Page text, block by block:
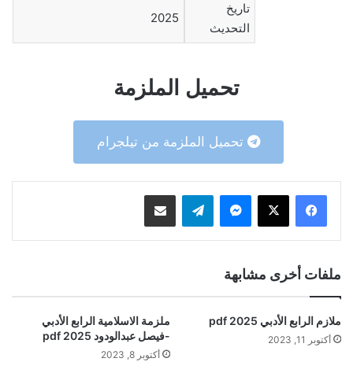
تاريخ
التحديث
2025
تحميل الملزمة
تحميل الملزمة من تيلجرام
ماسنجر تيلقرام مشاركة عبر البريد
ملفات أخرى مشابهة
ملازم الرابع الأدبي 2025 pdf
أكتوبر 11, 2023
ملزمة الاسلامية الرابع الأدبي
-فيصل عبدالودود 2025 pdf
أكتوبر 8, 2023